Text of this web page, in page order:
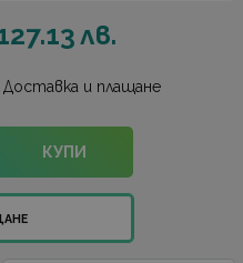
лв.
Доставка и плащане
КУПИ